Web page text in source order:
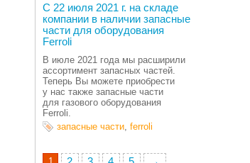
С 22 июля 2021 г. на складе
компании в наличии запасные
части для оборудования
Ferroli
В июле 2021 года мы расширили
ассортимент запасных частей.
Теперь Вы можете приобрести
у нас также запасные части
для газового оборудования
Ferroli.
запасные части, ferroli